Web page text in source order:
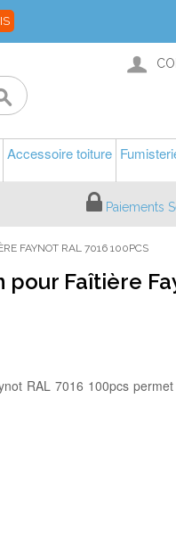
Accessoire toiture
Paiements
FAYNOT RAL 7016 100PCS
Faîtière
RAL 7016 100pcs